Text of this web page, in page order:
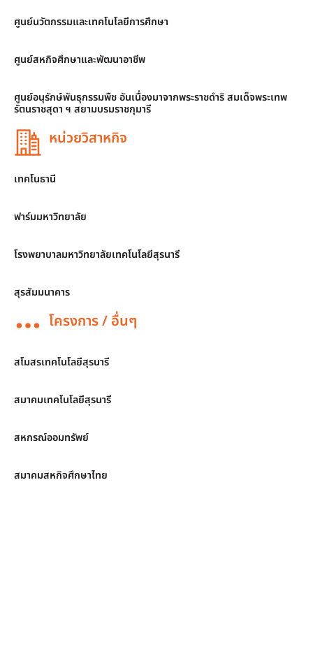
ศูนย์นวัตกรรมและเทคโนโลยีการศึกษา
ศูนย์สหกิจศึกษาและพัฒนาอาชีพ
ศูนย์อนุรักษ์พันธุกรรมพืช อันเนื่องมาจากพระราชดำริ สมเด็จพระเทพ
รัตนราชสุดา ฯ สยามบรมราชกุมารี
หน่วยวิสาหกิจ
เทคโนธานี
ฟาร์มมหาวิทยาลัย
โรงพยาบาลมหาวิทยาลัยเทคโนโลยีสุรนารี
สุรสัมมนาคาร
โครงการ / อื่นๆ
สโมสรเทคโนโลยีสุรนารี
สมาคมเทคโนโลยีสุรนารี
สหกรณ์ออมทรัพย์
สมาคมสหกิจศึกษาไทย